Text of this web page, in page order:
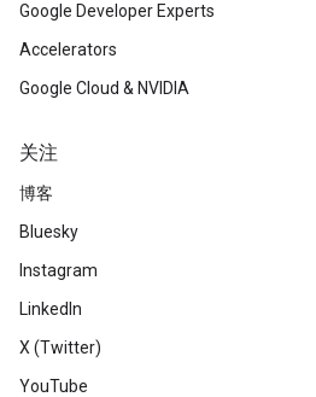
Google Developer Experts
Accelerators
Google Cloud & NVIDIA
关注
博客
Bluesky
Instagram
LinkedIn
X (Twitter)
YouTube